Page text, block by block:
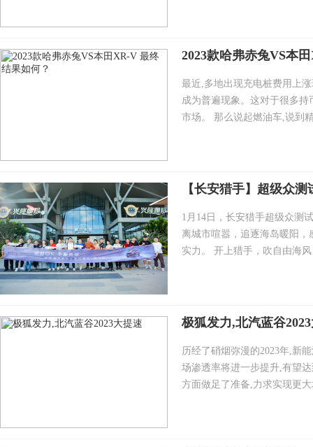
2023款哈弗赤兔VS本
最近,多地出现充电桩费用上
成为普遍现象。这对于很多
市场。 那么说起燃油车,说到
【长安猎手】超级众
1月14日，长安猎手超级众测
离城市喧嚣，追逐海岛暖阳
实力。 开上猎手，吹自由海
极狐发力,北汽蓝谷
历经了硝烟弥漫的2023年,新
场渗透率将进一步提升,有望
方面做足了准备,力求实现更